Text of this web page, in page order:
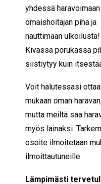
yhdessä haravoimaan
omaishoitajan piha ja
nauttimaan ulkoilusta!
Kivassa porukassa
siistiytyy kuin
Voit halutessasi ottaa
mukaan oman
mutta meiltä saa
myös lainaksi.
osoite ilmoitetaan
ilmoittautuneille.
Lämpimästi